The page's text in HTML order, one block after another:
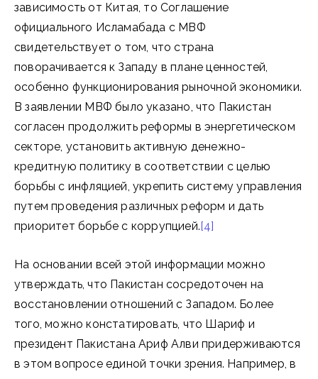
зависимость от Китая, то Соглашение
официального Исламабада с МВФ
свидетельствует о том, что страна
поворачивается к Западу в плане ценностей,
особенно функционирования рыночной экономики.
В заявлении МВФ было указано, что Пакистан
согласен продолжить реформы в энергетическом
секторе, установить активную денежно-
кредитную политику в соответствии с целью
борьбы с инфляцией, укрепить систему управления
путем проведения различных реформ и дать
приоритет борьбе с коррупцией.[4]
На основании всей этой информации можно
утверждать, что Пакистан сосредоточен на
восстановлении отношений с Западом. Более
того, можно констатировать, что Шариф и
президент Пакистана Ариф Алви придерживаются
в этом вопросе единой точки зрения. Например, в